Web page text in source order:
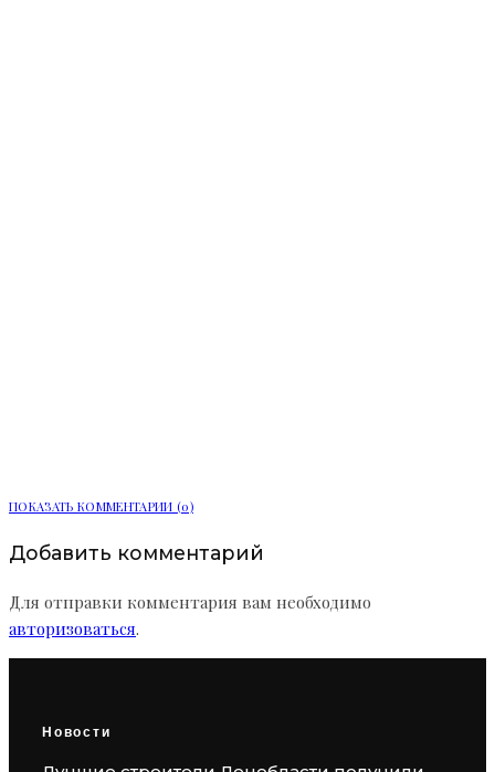
ПОКАЗАТЬ КОММЕНТАРИИ (0)
Добавить комментарий
Для отправки комментария вам необходимо
авторизоваться.
Новости